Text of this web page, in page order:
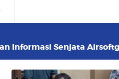
Informasi Senjata